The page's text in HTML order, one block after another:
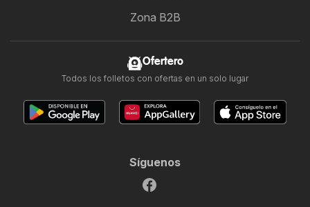
Zona B2B
Ofertero
Todos los folletos con ofertas en un solo lugar
Síguenos